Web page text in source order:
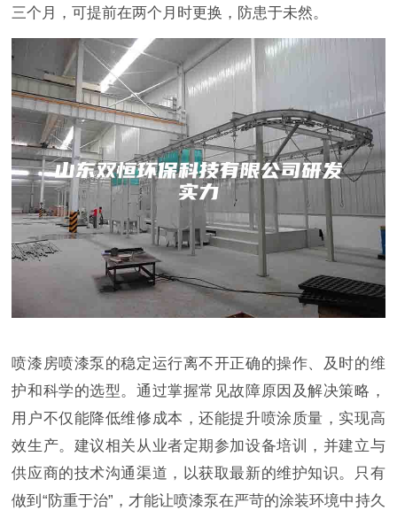
三个月，可提前在两个月时更换，防患于未然。
喷漆房喷漆泵的稳定运行离不开正确的操作、及时的维
护和科学的选型。通过掌握常见故障原因及解决策略，
用户不仅能降低维修成本，还能提升喷涂质量，实现高
效生产。建议相关从业者定期参加设备培训，并建立与
供应商的技术沟通渠道，以获取最新的维护知识。只有
做到“防重于治”，才能让喷漆泵在严苛的涂装环境中持久